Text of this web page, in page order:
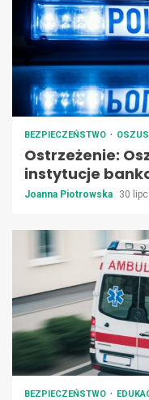
BEZPIECZEŃSTWO
Ostrzeżenie:
instytucje
Joanna Piotrowska 30
BEZPIECZEŃSTWO